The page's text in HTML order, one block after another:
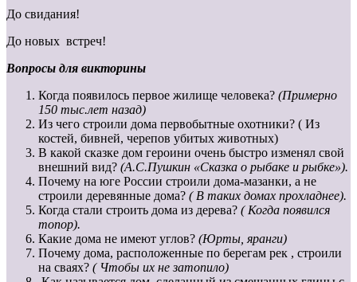
До свидания!
До новых встреч!
Вопросы для викторины
Когда появилось первое жилище человека? (Примерно
150 тыс.лет назад)
Из чего строили дома первобытные охотники? ( Из
костей, бивней, черепов убитых животных)
В какой сказке дом героини очень быстро изменял свой
внешний вид? (А.С.Пушкин «Сказка о рыбаке и рыбке»).
Почему на юге России строили дома-мазанки, а не
строили деревянные дома? ( В таких домах прохладнее).
Когда стали строить дома из дерева? ( Когда появился
топор).
Какие дома не имеют углов? (Юрты, яранги)
Почему дома, расположенные по берегам рек , строили
на сваях? ( Чтобы их не затопило)